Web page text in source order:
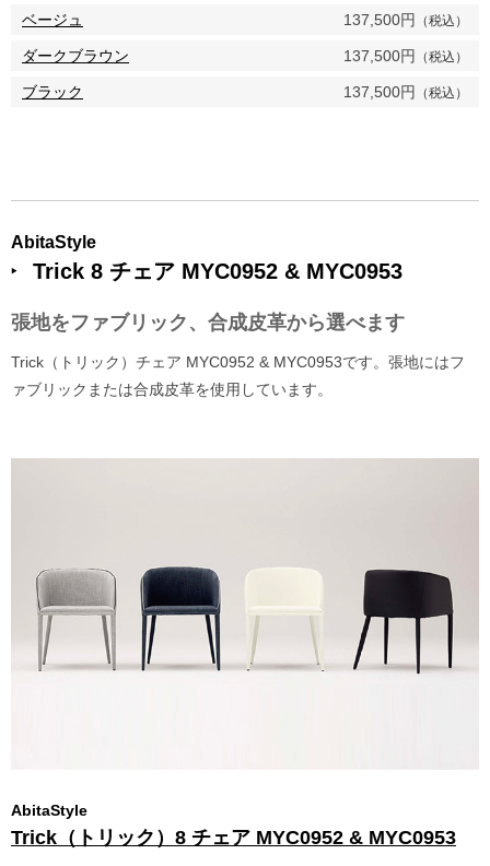
ベージュ 137,500円 （税込）
ダークブラウン 137,500円 （税込）
ブラック 137,500円 （税込）
AbitaStyle
Trick 8 チェア MYC0952 & MYC0953
張地をファブリック、合成皮革から選べます
Trick（トリック）チェア MYC0952 & MYC0953です。張地にはフ
ァブリックまたは合成皮革を使用しています。
AbitaStyle
Trick（トリック）8 チェア MYC0952 & MYC0953